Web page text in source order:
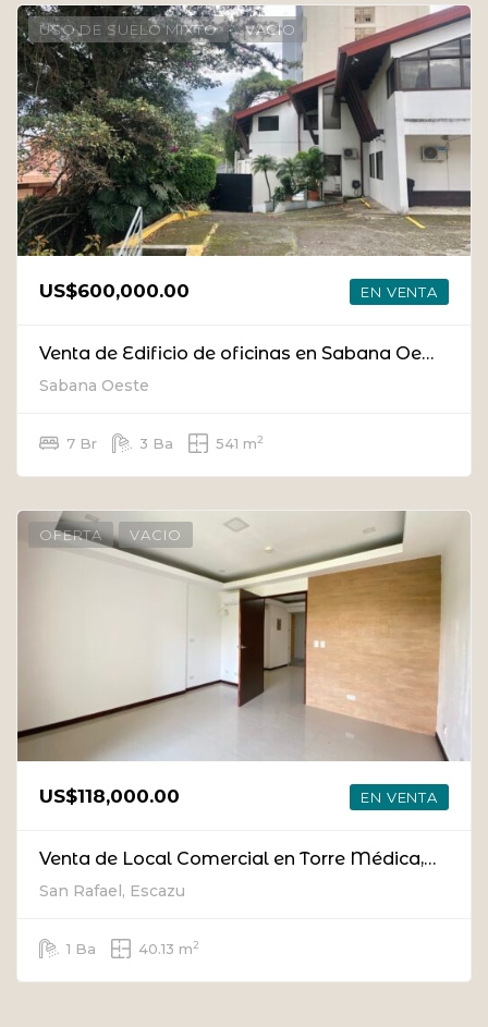
USO DE SUELO MIXTO VACIO
US$600,000.00 EN VENTA
Venta de Edificio de oficinas en Sabana Oeste (con inquilino)
Sabana Oeste
7 Br 3 Ba 541 m2
OFERTA VACIO
US$118,000.00 EN VENTA
Venta de Local Comercial en Torre Médica, Escazú [Con Inquilino / Alta Rentabilidad]
San Rafael, Escazu
1 Ba 40.13 m2